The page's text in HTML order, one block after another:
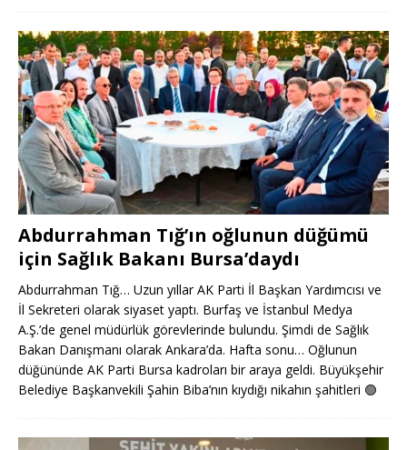
Abdurrahman Tığ’ın oğlunun düğümü
için Sağlık Bakanı Bursa’daydı
Abdurrahman Tığ… Uzun yıllar AK Parti İl Başkan Yardımcısı ve
İl Sekreteri olarak siyaset yaptı. Burfaş ve İstanbul Medya
A.Ş.’de genel müdürlük görevlerinde bulundu. Şimdi de Sağlık
Bakan Danışmanı olarak Ankara’da. Hafta sonu… Oğlunun
düğününde AK Parti Bursa kadroları bir araya geldi. Büyükşehir
Belediye Başkanvekili Şahin Biba’nın kıydığı nikahın şahitleri 🟢